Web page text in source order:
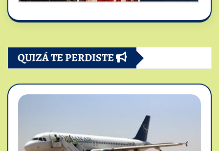
QUIZÁ TE PERDISTE